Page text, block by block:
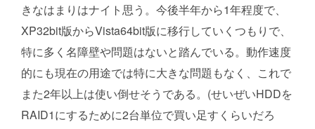
きなはまりはナイト思う。今後半年から1年程度で、
XP32bit版からVista64bit版に移行していくつもりで、
特に多く名障壁や問題はないと踏んでいる。動作速度
的にも現在の用途では特に大きな問題もなく、これで
また2年以上は使い倒せそうである。(せいぜいHDDを
RAID1にするために2台単位で買い足すくらいだろ